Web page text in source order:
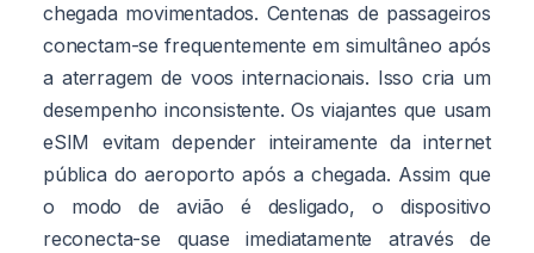
chegada movimentados. Centenas de passageiros
conectam-se frequentemente em simultâneo após
a aterragem de voos internacionais. Isso cria um
desempenho inconsistente. Os viajantes que usam
eSIM evitam depender inteiramente da internet
pública do aeroporto após a chegada. Assim que
o modo de avião é desligado, o dispositivo
reconecta-se quase imediatamente através de